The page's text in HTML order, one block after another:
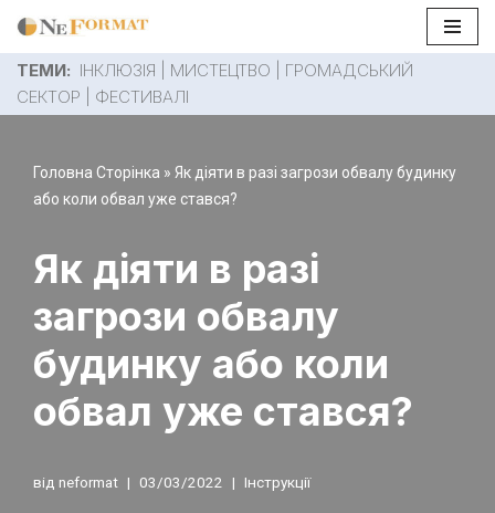
Перейти
до
вмісту
ТЕМИ: ІНКЛЮЗІЯ МИСТЕЦТВО
ГРОМАДСЬКИЙ
СЕКТОР
ФЕСТИВАЛІ
Головна Сторінка » Як діяти в разі загрози обвалу будинку
або коли обвал уже стався?
Як діяти в разі
загрози обвалу
будинку або коли
обвал уже стався?
від neformat 03/03/2022 Інструкції